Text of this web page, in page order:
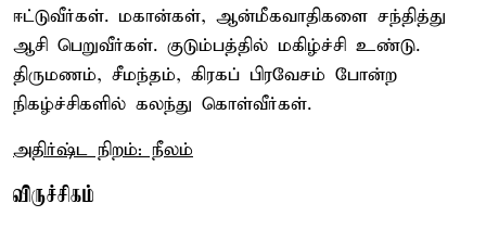
ஈட்டுவீர்கள். மகான்கள், ஆன்மீகவாதிகளை சந்தித்து
ஆசி பெறுவீர்கள். குடும்பத்தில் மகிழ்ச்சி உண்டு.
திருமணம், சீமந்தம், கிரகப் பிரவேசம் போன்ற
நிகழ்ச்சிகளில் கலந்து கொள்வீர்கள்.
அதிர்ஷ்ட நிறம்: நீலம்
விருச்சிகம்